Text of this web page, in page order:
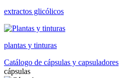
extractos glicólicos
plantas y tinturas
Catálogo de cápsulas y capsuladores
cápsulas